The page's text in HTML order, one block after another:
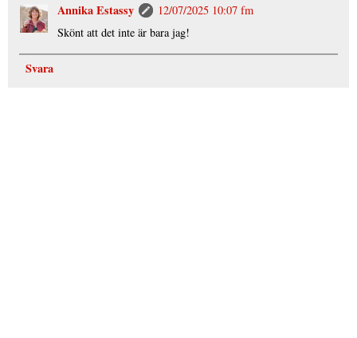
Annika Estassy
12/07/2025 10:07 fm
Skönt att det inte är bara jag!
Svara